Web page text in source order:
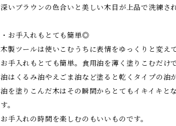
深いブラウンの色合いと美しい木目が上品で洗練さ
・お手入れもとても簡単◎
木製ツールは使いこむうちに表情をゆっくりと変え
お手入れもとても簡単。食用油を薄く塗りこむだけ
油はくるみ油やえごま油など塗ると乾くタイプの油
油を塗りこんだ木はその瞬間からとてもイキイキと
す。
お手入れの時間を楽しむのもいいものです。